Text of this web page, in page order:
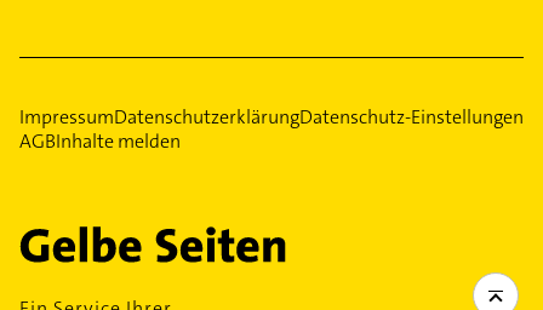
ImpressumDatenschutzerklärungDatenschutz-Einstellungen
AGBInhalte melden